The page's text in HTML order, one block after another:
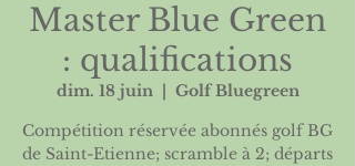
Master Blue Green
: qualifications
dim. 18 juin
  |
Golf Bluegreen
Compétition réservée abonnés golf BG
de Saint-Etienne; scramble à 2; départs